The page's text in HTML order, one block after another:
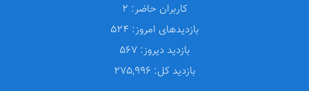
کاربران حاضر:
بازدیدهای امروز:
بازدید دیروز:
بازدید کل: